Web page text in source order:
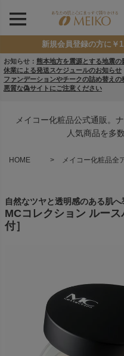
新規会員登録の方に￥
お知らせ： 熊本地方を震源とする地震
休業による発送スケジュールのお知らせ
ファンデーションやチークの詰め替え
悪質な偽サイトにご注意ください
メイコー化粧品公式通販。
人気商品を多
HOME メイコー化粧品全
自然なツヤと透明感のある肌
MCコレクション ルー
付］